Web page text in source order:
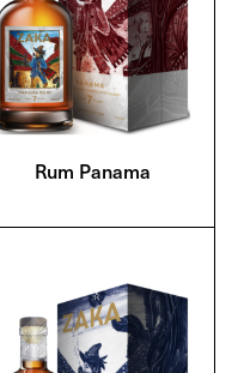
Rum Panama